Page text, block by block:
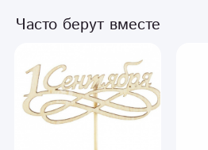
Часто берут вместе